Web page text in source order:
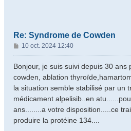
Re: Syndrome de Cowden
M
e
s
g
e
10 oct. 2024 12:40
Bonjour, je suis suivi depuis 30 ans
cowden, ablation
la situation semble stabilisé par un
médicament alpelisib..en
ans........a votre disposition.....ce
produire la protéine 134....